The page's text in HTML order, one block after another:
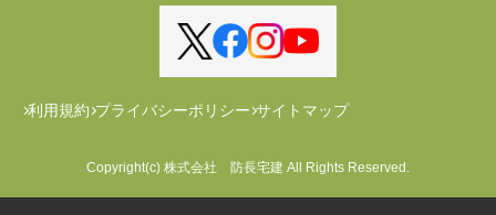
利用規約 プライバシーポリシー サイトマップ
Copyright(c) 株式会社 防長宅建 All Rights Reserved.